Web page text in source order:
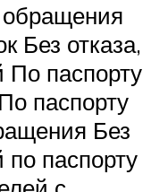
Без отказа,
По паспорту
паспорту
Без
по паспорту